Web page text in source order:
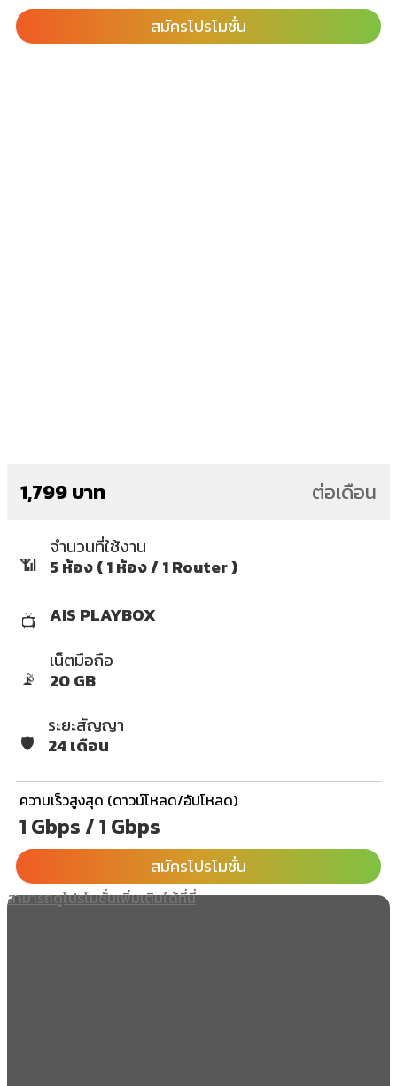
สมัครโปรโมชั่น
1,799 บาท ต่อเดือน
📶
จำนวนที่ใช้งาน
5 ห้อง ( 1 ห้อง / 1 Router )
📺 AIS PLAYBOX
📡
เน็ตมือถือ
20 GB
🛡️
ระยะสัญญา
24 เดือน
ความเร็วสูงสุด (ดาวน์โหลด/อัปโหลด)
1 Gbps / 1 Gbps
สมัครโปรโมชั่น
สามารถดูโปรโมชั่นเพิ่มเติมได้ที่นี่